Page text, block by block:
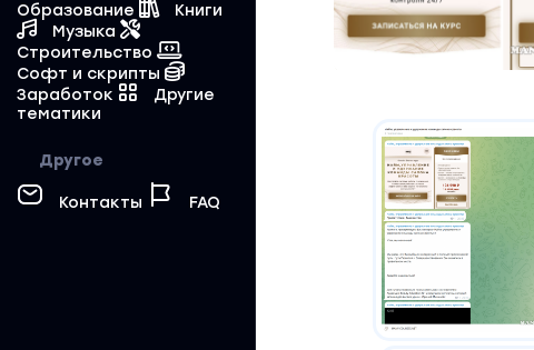
Образование
Книги
Музыка
Строительство
Софт и скрипты
Заработок
Другие
тематики
Другое
Контакты FAQ